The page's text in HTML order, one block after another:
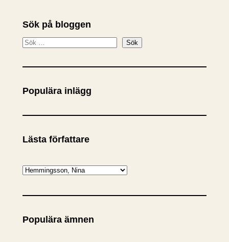
Sök på bloggen
S
k
Sök
Populära inlägg
Lästa författare
K
t
g
Populära ämnen